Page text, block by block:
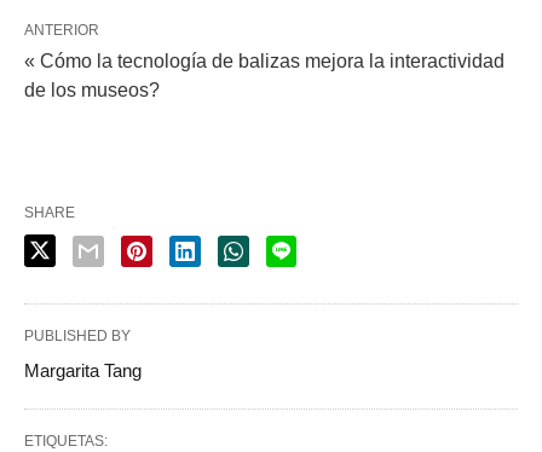
ANTERIOR
« Cómo la tecnología de balizas mejora la interactividad
de los museos?
SHARE
PUBLISHED BY
Margarita Tang
ETIQUETAS: